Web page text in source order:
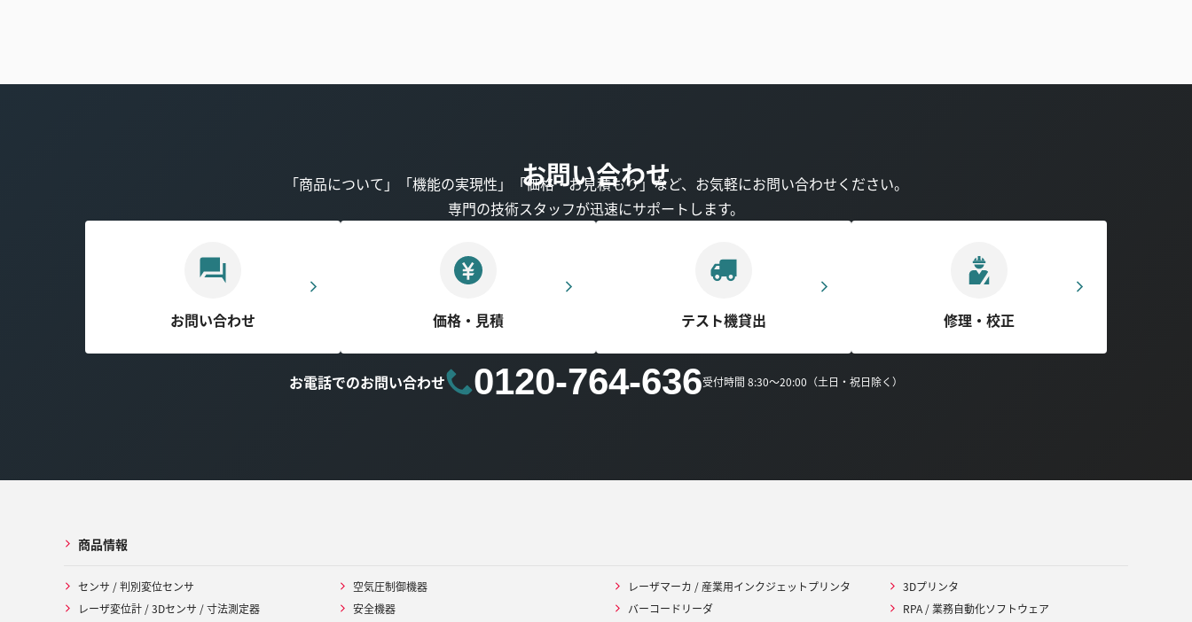
お問い合わせ
「商品について」「機能の実現性」「価格・お見積もり」など、お気軽にお問い合わせください。
専門の技術スタッフが迅速にサポートします。
お問い合わせ 価格・見積 テスト機貸出 修理・校正
お電話でのお問い合わせ 0120-764-636受付時間 8:30～20:00（土日・祝日除く）
商品情報
センサ / 判別変位センサ
レーザ変位計 / 3Dセンサ / 寸法測定器
空気圧制御機器
安全機器
レーザマーカ / 産業用インクジェットプリンタ
バーコードリーダ
3Dプリンタ
RPA / 業務自動化ソフトウェア